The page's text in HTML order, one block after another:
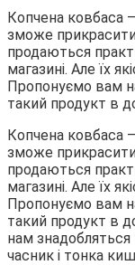
Копчена ковбаса
зможе прикрасити
продаються
магазині. Але їх
Пропонуємо вам
такий продукт в
Копчена ковбаса
зможе прикрасити
продаються
магазині. Але їх
Пропонуємо вам
такий продукт в
нам знадобляться
часник і тонка